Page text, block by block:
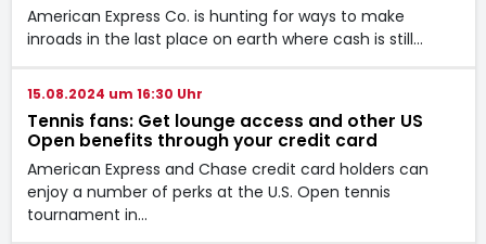
American Express Co. is hunting for ways to make
inroads in the last place on earth where cash is still…
15.08.2024 um 16:30 Uhr
Tennis fans: Get lounge access and other US
Open benefits through your credit card
American Express and Chase credit card holders can
enjoy a number of perks at the U.S. Open tennis
tournament in…